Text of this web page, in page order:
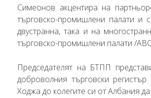
Симеонов акцентира на
търговско-промишлени палати и
двустранна, така и на
търговско-промишлени палати /
Председателят на БТПП
доброволния търговски
Ходжа до колегите си от Албания